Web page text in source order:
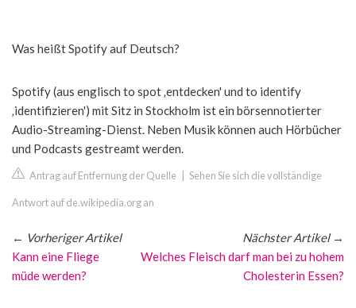
Was heißt Spotify auf Deutsch?
Spotify (aus englisch to spot ‚entdecken' und to identify
‚identifizieren') mit Sitz in Stockholm ist ein börsennotierter
Audio-Streaming-Dienst. Neben Musik können auch Hörbücher
und Podcasts gestreamt werden.
Antrag auf Entfernung der Quelle Sehen Sie sich die vollständige
Antwort auf de.wikipedia.org an
← Vorheriger Artikel
Kann eine Fliege
müde werden?
Nächster Artikel→
Welches Fleisch darf man bei zu hohem
Cholesterin Essen?